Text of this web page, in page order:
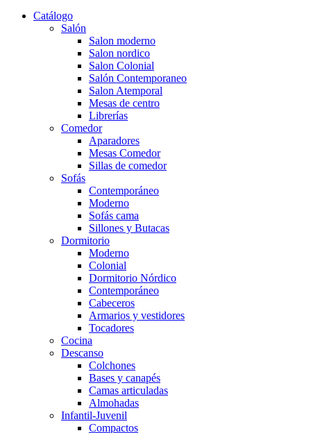
Catálogo
Salón
Salon moderno
Salon nordico
Salon Colonial
Salón Contemporaneo
Salon Atemporal
Mesas de centro
Librerías
Comedor
Aparadores
Mesas Comedor
Sillas de comedor
Sofás
Contemporáneo
Moderno
Sofás cama
Sillones y Butacas
Dormitorio
Moderno
Colonial
Dormitorio Nórdico
Contemporáneo
Cabeceros
Armarios y vestidores
Tocadores
Cocina
Descanso
Colchones
Bases y canapés
Camas articuladas
Almohadas
Infantil-Juvenil
Compactos